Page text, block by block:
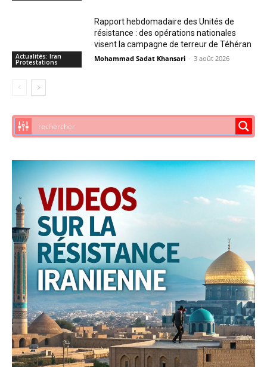
Actualités: Iran
Protestations
Rapport hebdomadaire des Unités de
résistance : des opérations nationales
visent la campagne de terreur de Téhéran
Mohammad Sadat Khansari - 3 août 2026